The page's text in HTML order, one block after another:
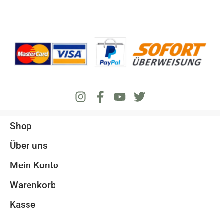
Shop
Über uns
Mein Konto
Warenkorb
Kasse